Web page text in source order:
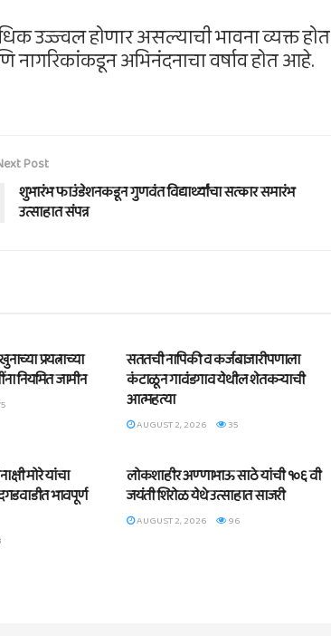
उज्ज्वल होणार असल्याची भावना व्यक्त होत
नागरिकांकडून अभिनंदनाचा वर्षाव होत आहे.
Post
शुभारंभ फाउंडेशनकडून गुणवंत विद्यार्थ्यांचा सत्कार समारंभ
उत्साहात संपन्न
प्रयत्नाच्या
नियमित जामीन
सततची नापिकी व कर्जबाजारीपणाला
कंटाळून गावंडगाव येथील शेतकऱ्याची
आत्महत्या
AUGUST 2, 2026
35
मोरे यांचा
भावपूर्ण
लोकशाहीर अण्णाभाऊ साठे यांची १०६ वी
जयंती शिरोळ येथे उत्साहात साजरी
AUGUST 2, 2026 96